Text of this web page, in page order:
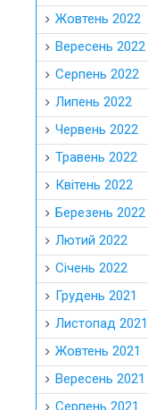
Жовтень 2022
Вересень 2022
Серпень 2022
Липень 2022
Червень 2022
Травень 2022
Квітень 2022
Березень 2022
Лютий 2022
Січень 2022
Грудень 2021
Листопад 2021
Жовтень 2021
Вересень 2021
Серпень 2021